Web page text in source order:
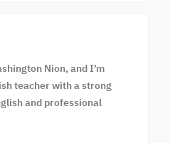
Nion, and I’m
teacher with a strong
and professional